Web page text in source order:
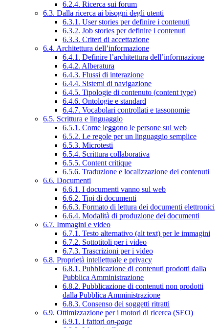
6.2.4. Ricerca sui forum
6.3. Dalla ricerca ai bisogni degli utenti
6.3.1. User stories per definire i contenuti
6.3.2. Job stories per definire i contenuti
6.3.3. Criteri di accettazione
6.4. Architettura dell’informazione
6.4.1. Definire l’architettura dell’informazione
6.4.2. Alberatura
6.4.3. Flussi di interazione
6.4.4. Sistemi di navigazione
6.4.5. Tipologie di contenuto (content type)
6.4.6. Ontologie e standard
6.4.7. Vocabolari controllati e tassonomie
6.5. Scrittura e linguaggio
6.5.1. Come leggono le persone sul web
6.5.2. Le regole per un linguaggio semplice
6.5.3. Microtesti
6.5.4. Scrittura collaborativa
6.5.5. Content critique
6.5.6. Traduzione e localizzazione dei contenuti
6.6. Documenti
6.6.1. I documenti vanno sul web
6.6.2. Tipi di documenti
6.6.3. Formato di lettura dei documenti elettronici
6.6.4. Modalità di produzione dei documenti
6.7. Immagini e video
6.7.1. Testo alternativo (alt text) per le immagini
6.7.2. Sottotitoli per i video
6.7.3. Trascrizioni per i video
6.8. Proprietà intellettuale e privacy
6.8.1. Pubblicazione di contenuti prodotti dalla
Pubblica Amministrazione
6.8.2. Pubblicazione di contenuti non prodotti
dalla Pubblica Amministrazione
6.8.3. Consenso dei soggetti ritratti
6.9. Ottimizzazione per i motori di ricerca (SEO)
6.9.1. I fattori on-page